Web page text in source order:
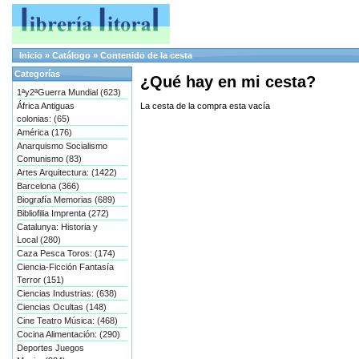
Inicio » Catálogo » Contenido de la cesta
¿Qué hay en mi cesta?
La cesta de la compra esta vacía
Categorías
1ªy2ªGuerra Mundial (623)
África Antiguas
colonias: (65)
América (176)
Anarquismo Socialismo
Comunismo (83)
Artes Arquitectura: (1422)
Barcelona (366)
Biografía Memorias (689)
Bibliofilia Imprenta (272)
Catalunya: Historia y
Local (280)
Caza Pesca Toros: (174)
Ciencia-Ficción Fantasía
Terror (151)
Ciencias Industrias: (638)
Ciencias Ocultas (148)
Cine Teatro Música: (468)
Cocina Alimentación: (290)
Deportes Juegos